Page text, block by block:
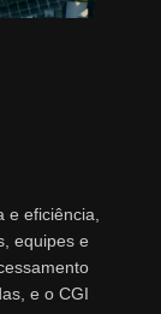
eficiência,
equipes e
e o CGI